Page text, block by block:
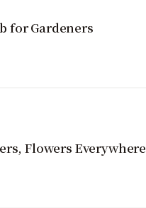
for Gardeners
Flowers